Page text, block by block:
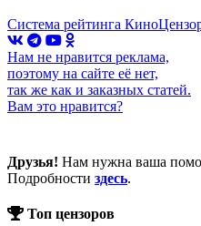
Система рейтинга
Нам не нравится реклама,
поэтому на сайте её нет,
так же как и заказных статей.
Вам это нравится?
Друзья! Нам нужна ваша
Подробности здесь.
Топ цензоров